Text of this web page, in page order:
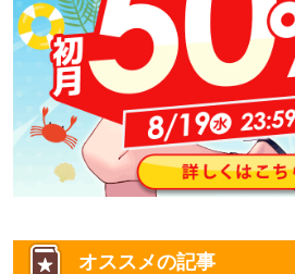
オススメの記事